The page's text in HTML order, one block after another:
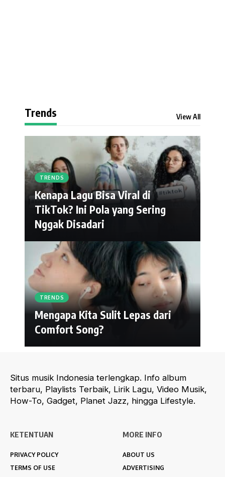
Trends View All
TRENDS
Kenapa Lagu Bisa Viral di
TikTok? Ini Pola yang Sering
Nggak Disadari
TRENDS
Mengapa Kita Sulit Lepas dari
Comfort Song?
Situs musik Indonesia terlengkap. Info album
terbaru, Playlists Terbaik, Lirik Lagu, Video Musik,
How-To, Gadget, Planet Jazz, hingga Lifestyle.
KETENTUAN
PRIVACY POLICY
TERMS OF USE
MORE INFO
ABOUT US
ADVERTISING